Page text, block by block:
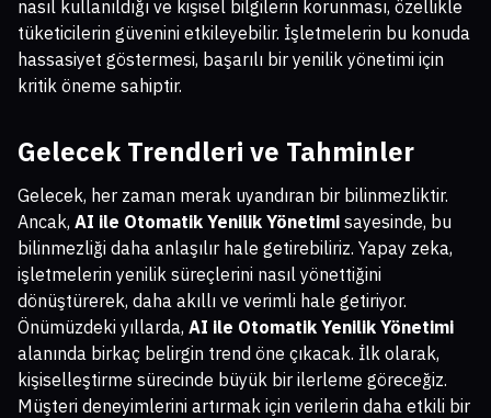
nasıl kullanıldığı ve kişisel bilgilerin korunması, özellikle
tüketicilerin güvenini etkileyebilir. İşletmelerin bu konuda
hassasiyet göstermesi, başarılı bir yenilik yönetimi için
kritik öneme sahiptir.
Gelecek Trendleri ve Tahminler
Gelecek, her zaman merak uyandıran bir bilinmezliktir.
Ancak, AI ile Otomatik Yenilik Yönetimi sayesinde, bu
bilinmezliği daha anlaşılır hale getirebiliriz. Yapay zeka,
işletmelerin yenilik süreçlerini nasıl yönettiğini
dönüştürerek, daha akıllı ve verimli hale getiriyor.
Önümüzdeki yıllarda, AI ile Otomatik Yenilik Yönetimi
alanında birkaç belirgin trend öne çıkacak. İlk olarak,
kişiselleştirme sürecinde büyük bir ilerleme göreceğiz.
Müşteri deneyimlerini artırmak için verilerin daha etkili bir